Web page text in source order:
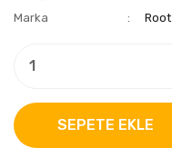
Marka
Root
SEPETE EKLE